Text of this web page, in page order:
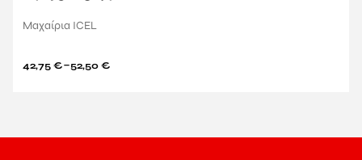
Μαχαίρια ICEL
42,75 €–52,50 €